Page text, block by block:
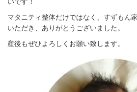
マタニティ整体だけではなく、すずもん
いただき、ありがとうございました。
産後もぜひよろしくお願い致します。